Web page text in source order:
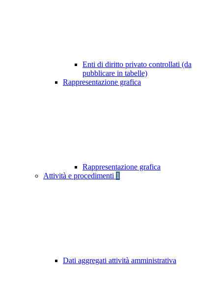
Enti di diritto privato controllati (da
pubblicare in tabelle)
Rappresentazione grafica
Rappresentazione grafica
Attività e procedimenti 1
Dati aggregati attività amministrativa